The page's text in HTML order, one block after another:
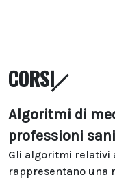
CORSI
Algoritmi di
professioni
Gli algoritmi relativi
rappresentano una